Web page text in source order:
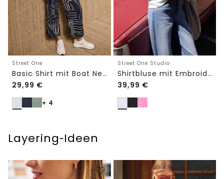
Street One
Basic Shirt mit Boat Neck und Elastikbund
29,99 €
+ 4
Street One Studio
Shirtbluse mit Embroidery-Front
39,99 €
Layering‑Ideen